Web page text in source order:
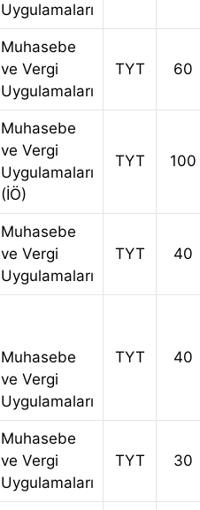
Uygulamaları
Muhasebe
ve Vergi
Uygulamaları
TYT 60
Muhasebe
ve Vergi
Uygulamaları
(İÖ)
TYT 100
Muhasebe
ve Vergi
Uygulamaları
TYT 40
Muhasebe
ve Vergi
Uygulamaları
TYT 40
Muhasebe
ve Vergi
Uygulamaları
TYT 30